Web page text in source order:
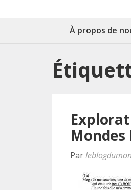
À propos de
Par